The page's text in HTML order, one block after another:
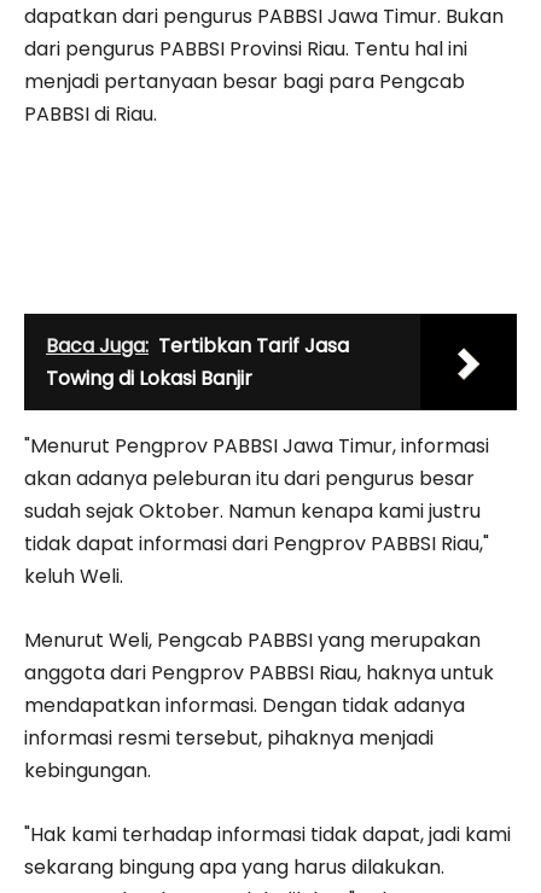
dapatkan dari pengurus PABBSI Jawa Timur. Bukan
dari pengurus PABBSI Provinsi Riau. Tentu hal ini
menjadi pertanyaan besar bagi para Pengcab
PABBSI di Riau.
Baca Juga: Tertibkan Tarif Jasa
Towing di Lokasi Banjir
"Menurut Pengprov PABBSI Jawa Timur, informasi
akan adanya peleburan itu dari pengurus besar
sudah sejak Oktober. Namun kenapa kami justru
tidak dapat informasi dari Pengprov PABBSI Riau,"
keluh Weli.
Menurut Weli, Pengcab PABBSI yang merupakan
anggota dari Pengprov PABBSI Riau, haknya untuk
mendapatkan informasi. Dengan tidak adanya
informasi resmi tersebut, pihaknya menjadi
kebingungan.
"Hak kami terhadap informasi tidak dapat, jadi kami
sekarang bingung apa yang harus dilakukan.